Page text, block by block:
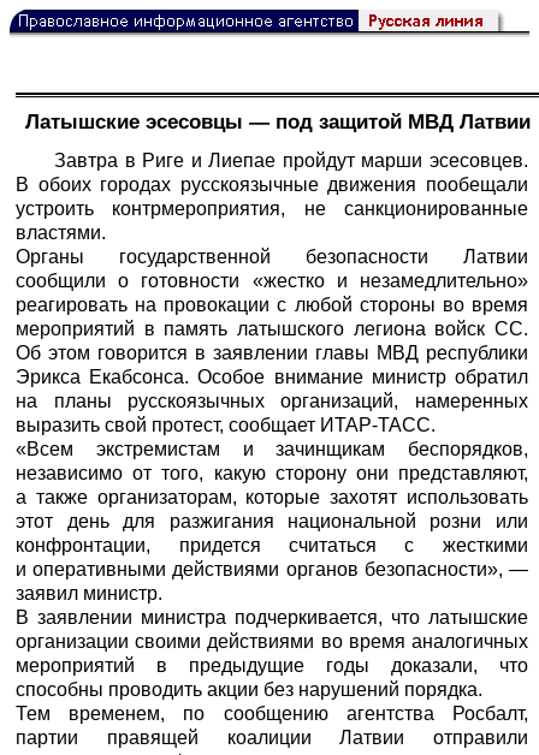
Латышские эсесовцы — под защитой МВД Латвии
Завтра в Риге и Лиепае пройдут марши эсесовцев.
В обоих городах русскоязычные движения пообещали
устроить контрмероприятия, не санкционированные
властями.
Органы государственной безопасности Латвии
сообщили о готовности «жестко и незамедлительно»
реагировать на провокации с любой стороны во время
мероприятий в память латышского легиона войск СС.
Об этом говорится в заявлении главы МВД республики
Эрикса Екабсонса. Особое внимание министр обратил
на планы русскоязычных организаций, намеренных
выразить свой протест, сообщает ИТАР-ТАСС.
«Всем экстремистам и зачинщикам беспорядков,
независимо от того, какую сторону они представляют,
а также организаторам, которые захотят использовать
этот день для разжигания национальной розни или
конфронтации, придется считаться с жесткими
и оперативными действиями органов безопасности», —
заявил министр.
В заявлении министра подчеркивается, что латышские
организации своими действиями во время аналогичных
мероприятий в предыдущие годы доказали, что
способны проводить акции без нарушений порядка.
Тем временем, по сообщению агентства
Росбалт,
партии правящей коалиции Латвии отправили